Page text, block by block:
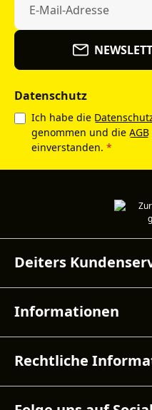
Datenschutz
Ich habe die
genommen und die AGB
einverstanden. *
Deiters
Informationen
Rechtliche